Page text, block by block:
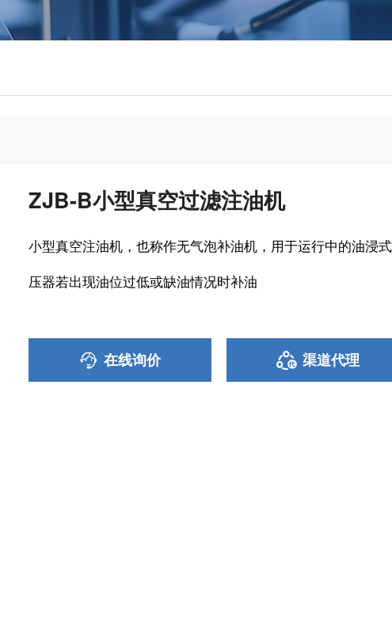
ZJB-B小型真空过滤注油机
小型真空注油机，也称作无气泡补油机，用于运行中的油浸
压器若出现油位过低或缺油情况时补油
在线询价 渠道代理